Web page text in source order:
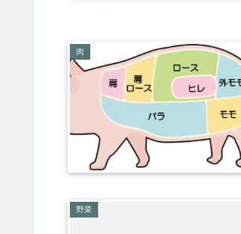
肉
野菜